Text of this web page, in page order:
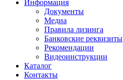
Информация
Документы
Медиа
Правила лизинга
Банковские реквизиты
Рекомендации
Видеоинструкции
Каталог
Контакты